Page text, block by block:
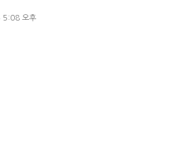
오후